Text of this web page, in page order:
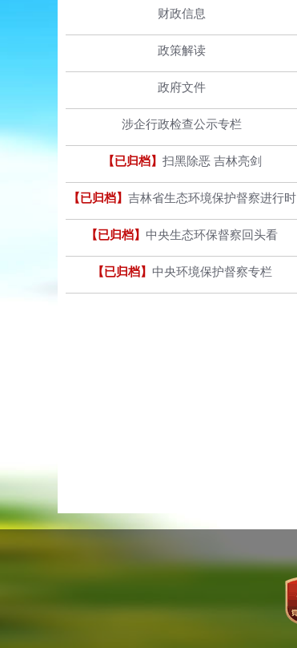
财政信息
政策解读
政府文件
涉企行政检查公示专栏
【已归档】 扫黑除恶 吉林亮剑
【已归档】 吉林省生态环境保护督察进行时
【已归档】 中央生态环保督察回头看
【已归档】 中央环境保护督察专栏